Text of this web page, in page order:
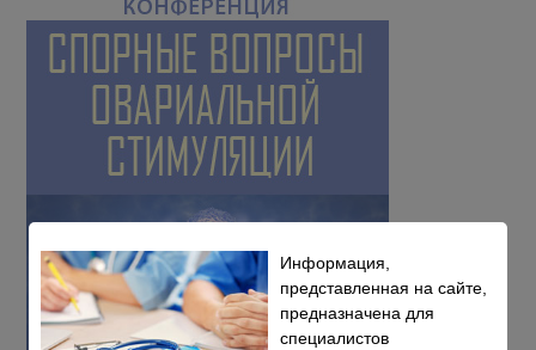
Информация,
представленная на сайте,
предназначена для
специалистов